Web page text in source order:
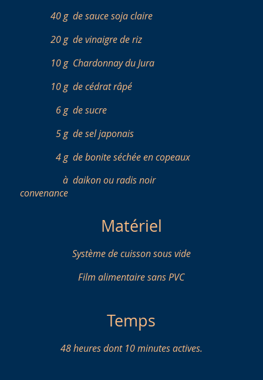
40 g de sauce soja claire
20 g de vinaigre de riz
10 g Chardonnay du Jura
10 g de cédrat râpé
6 g de sucre
5 g de sel japonais
4 g de bonite séchée en copeaux
à
convenance
daikon ou radis noir
Matériel
Système de cuisson sous vide
Film alimentaire sans PVC
Temps
48 heures dont 10 minutes actives.